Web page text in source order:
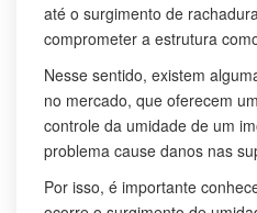
até o surgimento de
comprometer a estrutura
Nesse sentido, existem
no mercado, que oferecem
controle da umidade de um
problema cause danos nas
Por isso, é importante